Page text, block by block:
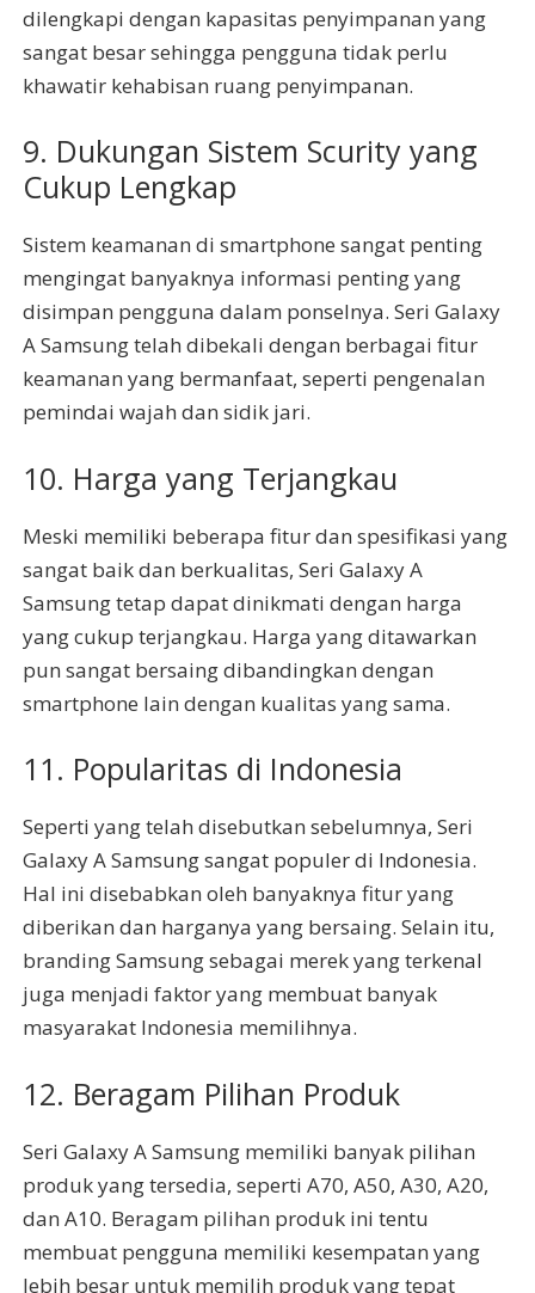
dilengkapi dengan kapasitas penyimpanan yang
sangat besar sehingga pengguna tidak perlu
khawatir kehabisan ruang penyimpanan.
9. Dukungan Sistem Scurity yang
Cukup Lengkap
Sistem keamanan di smartphone sangat penting
mengingat banyaknya informasi penting yang
disimpan pengguna dalam ponselnya. Seri Galaxy
A Samsung telah dibekali dengan berbagai fitur
keamanan yang bermanfaat, seperti pengenalan
pemindai wajah dan sidik jari.
10. Harga yang Terjangkau
Meski memiliki beberapa fitur dan spesifikasi yang
sangat baik dan berkualitas, Seri Galaxy A
Samsung tetap dapat dinikmati dengan harga
yang cukup terjangkau. Harga yang ditawarkan
pun sangat bersaing dibandingkan dengan
smartphone lain dengan kualitas yang sama.
11. Popularitas di Indonesia
Seperti yang telah disebutkan sebelumnya, Seri
Galaxy A Samsung sangat populer di Indonesia.
Hal ini disebabkan oleh banyaknya fitur yang
diberikan dan harganya yang bersaing. Selain itu,
branding Samsung sebagai merek yang terkenal
juga menjadi faktor yang membuat banyak
masyarakat Indonesia memilihnya.
12. Beragam Pilihan Produk
Seri Galaxy A Samsung memiliki banyak pilihan
produk yang tersedia, seperti A70, A50, A30, A20,
dan A10. Beragam pilihan produk ini tentu
membuat pengguna memiliki kesempatan yang
lebih besar untuk memilih produk yang tepat